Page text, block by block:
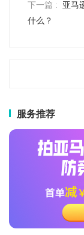
下一篇 :
亚马
什么？
服务推荐